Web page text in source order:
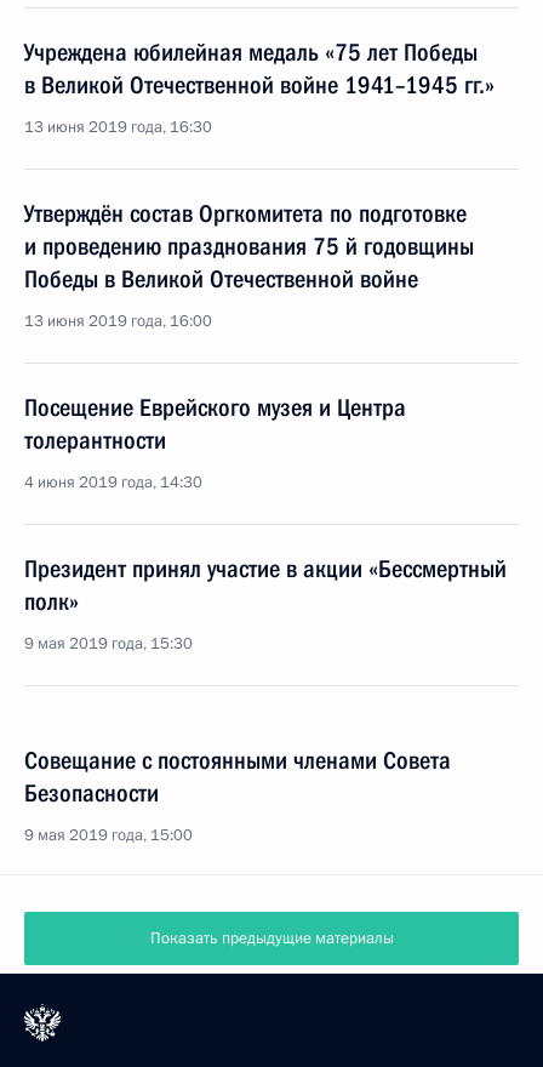
Учреждена юбилейная медаль «75 лет Победы
в Великой Отечественной войне 1941–1945 гг.»
13 июня 2019 года, 16:30
Утверждён состав Оргкомитета по подготовке
и проведению празднования 75 й годовщины
Победы в Великой Отечественной войне
13 июня 2019 года, 16:00
Посещение Еврейского музея и Центра
толерантности
4 июня 2019 года, 14:30
Президент принял участие в акции «Бессмертный
полк»
9 мая 2019 года, 15:30
Совещание с постоянными членами Совета
Безопасности
9 мая 2019 года, 15:00
Показать предыдущие материалы